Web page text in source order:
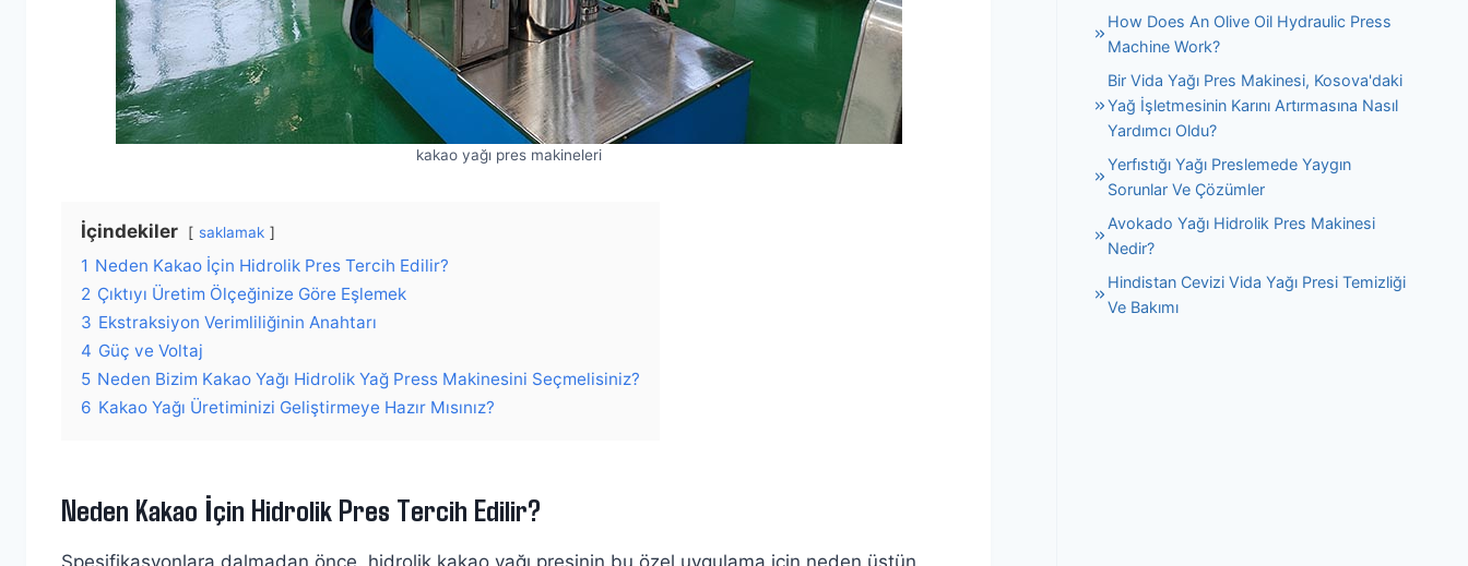
kakao yağı pres makineleri
İçindekiler saklamak
1 Neden Kakao İçin Hidrolik Pres Tercih Edilir?
2 Çıktıyı Üretim Ölçeğinize Göre Eşlemek
3 Ekstraksiyon Verimliliğinin Anahtarı
4 Güç ve Voltaj
5 Neden Bizim Kakao Yağı Hidrolik Yağ Press Makinesini Seçmelisiniz?
6 Kakao Yağı Üretiminizi Geliştirmeye Hazır Mısınız?
Neden Kakao İçin Hidrolik Pres Tercih Edilir?
How Does An Olive Oil Hydraulic Press
Machine Work?
Bir Vida Yağı Pres Makinesi, Kosova'daki
Yağ İşletmesinin Karını Artırmasına Nasıl
Yardımcı Oldu?
Yerfıstığı Yağı Preslemede Yaygın
Sorunlar Ve Çözümler
Avokado Yağı Hidrolik Pres Makinesi
Nedir?
Hindistan Cevizi Vida Yağı Presi Temizliği
Ve Bakımı